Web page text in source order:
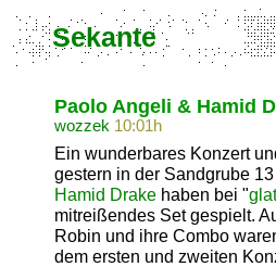
Sekante
Paolo Angeli & Hamid
wozzek 10:01h
Ein wunderbares Konzert
gestern in der Sandgrube
Hamid Drake haben bei "
mitreißendes Set gespielt.
Robin und ihre Combo
dem ersten und zweiten